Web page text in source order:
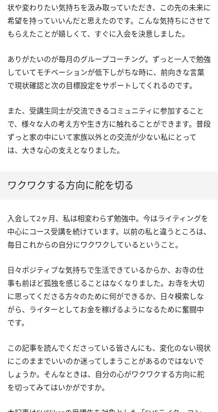
状や変わりたい気持ちを汲み取っていただき、この先の未来に
希望を持っていいんだと思えたのです。こんな気持ちにさせて
もらえたことが嬉しくて、すぐに入会を決意しました。
ありがたいのが毎月のグループコーチング。ずっと一人で勉強
していてモチベーションが低下しがちな時に、前向きな言葉
で現状確認と次の目標設定をサポートしてくれるのです。
また、受講生同士が交流できるコミュニティに参加すること
で、様々な人の考え方や生き方に触れることができます。普段
ずっと家の中にいて家族以外との交流が少ない私にとって
は、大きな心の支えとなりました。
ワクワクする方向に舵を切る
入会して2ヶ月、私は相変わらず勉強中。今はライティングを
中心にコース受講を続けています。以前の私と違うところは、
毎日これからの自分にワクワクしているということ。
日々ポジティブな気持ちで生活できているからか、お寺の仕
事も前ほど孤独を感じることはなくなりました。お寺を大切
に思ってくださる方々のために何ができるか、日々模索しな
がら、ライターとしてお金を稼げるようになるために奮闘中
です。
この記事を読んでくださっている皆さんにも、変化のない現状
にこのままでいいのか迷ってしまうことがあるのではないで
しょうか。そんなときは、自分の心がワクワクする方向に舵
を切ってみてはいかがですか。